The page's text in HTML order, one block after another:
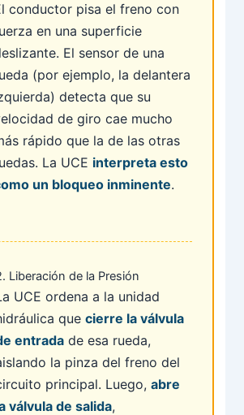
conductor pisa el freno con
en una superficie
El sensor de una
(por ejemplo, la delantera
detecta que su
de giro cae mucho
rápido que la de las otras
La UCE interpreta esto
un bloqueo inminente.
Liberación de la Presión
UCE ordena a la unidad
quecierre la válvula
entrada de esa rueda,
la pinza del freno del
principal. Luego,abre
válvula de salida,